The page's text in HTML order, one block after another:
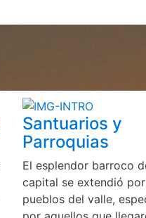
Santuarios y
Parroquias
El esplendor barroco
capital se extendió
pueblos del valle,